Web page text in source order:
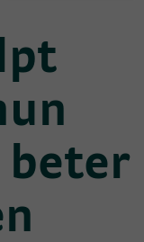
beter